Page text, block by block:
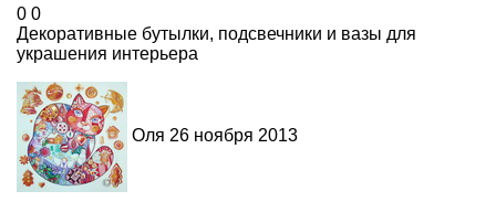
0 0
Декоративные бутылки, подсвечники и вазы для
украшения интерьера
Оля 26 ноября 2013